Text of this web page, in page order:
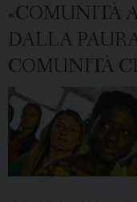
«COMUNITÀ
DALLA
COMUNITÀ